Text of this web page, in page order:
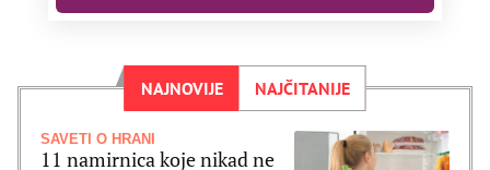
NAJNOVIJE NAJČITANIJE
SAVETI O HRANI
11 namirnica koje nikad ne